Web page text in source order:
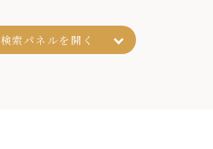
検索パネルを 開く